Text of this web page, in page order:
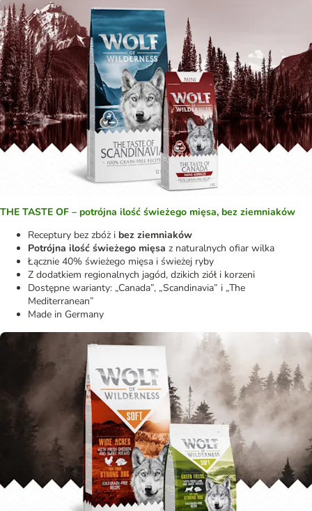
THE TASTE OF – potrójna ilość świeżego mięsa, bez ziemniaków
Receptury bez zbóż i bez ziemniaków
Potrójna ilość świeżego mięsa z naturalnych ofiar wilka
Łącznie 40% świeżego mięsa i świeżej ryby
Z dodatkiem regionalnych jagód, dzikich ziół i korzeni
Dostępne warianty: „Canada”, „Scandinavia” i „The
Mediterranean”
Made in Germany